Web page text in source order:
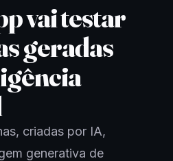
vai testar
geradas
criadas por IA,
generativa de